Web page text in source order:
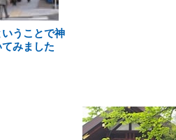
うことで神
みました